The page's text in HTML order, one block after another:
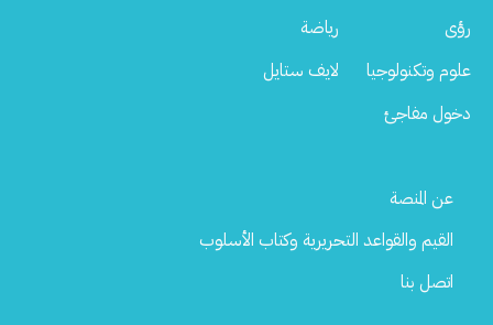
رؤى
رياضة
علوم وتكنولوجيا
لايف ستايل
دخول مفاجئ
Footer
عن المنصة
القيم والقواعد التحريرية وكتاب الأسلوب
اتصل بنا